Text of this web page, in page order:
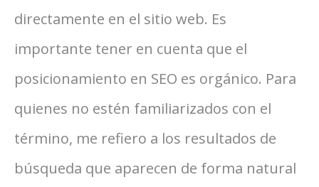
directamente en el sitio web. Es
importante tener en cuenta que el
posicionamiento en SEO es orgánico. Para
quienes no estén familiarizados con el
término, me refiero a los resultados de
búsqueda que aparecen de forma natural